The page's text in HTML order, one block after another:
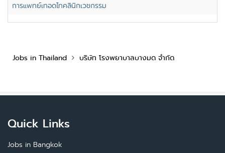
การแพทย์เทอดไทคลินิกเวชกรรม
Jobs in Thailand บริษัท โรงพยาบาลบางมด จำกัด
Quick Links
Jobs in Bangkok